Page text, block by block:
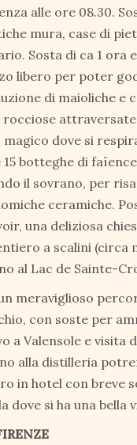
alle ore 08.30.
mura, case di
Sosta di ca 1 ora
libero per poter
di maioliche e
dove si
botteghe di
il sovrano, per
ceramiche.
una deliziosa
a scalini (circa
al Lac de Sainte-
meraviglioso
con soste per
Valensole e visita
alla distilleria
in hotel con breve
dove si ha una